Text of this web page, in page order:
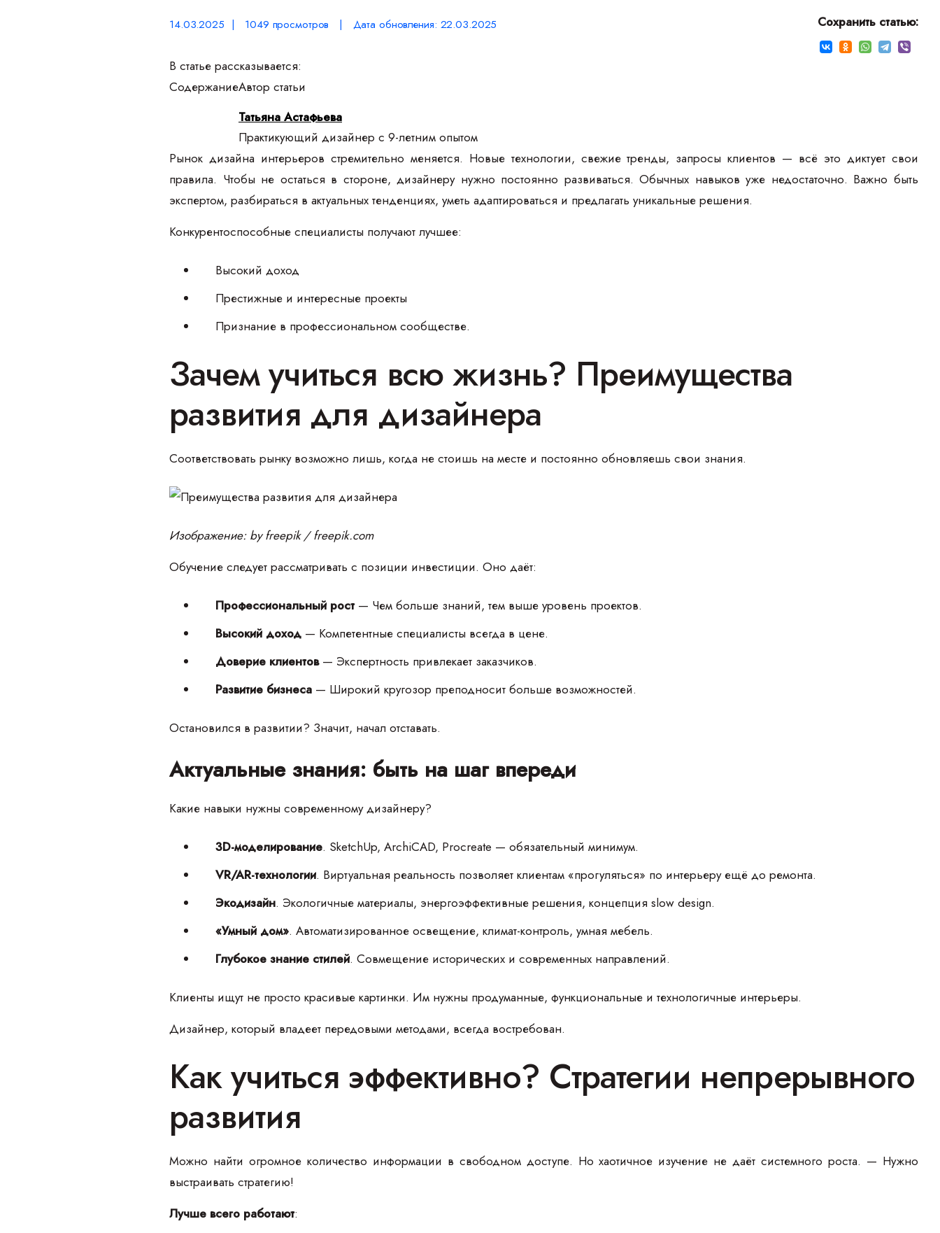
14.03.2025 | 1049 просмотров | Дата обновления: 22.03.2025 Сохранить статью:
В статье рассказывается:
СодержаниеАвтор статьи
Татьяна Астафьева
Практикующий дизайнер с 9-летним опытом
Рынок дизайна интерьеров стремительно меняется. Новые технологии, свежие тренды, запросы клиентов — всё это диктует свои
правила. Чтобы не остаться в стороне, дизайнеру нужно постоянно развиваться. Обычных навыков уже недостаточно. Важно быть
экспертом, разбираться в актуальных тенденциях, уметь адаптироваться и предлагать уникальные решения.
Конкурентоспособные специалисты получают лучшее:
Высокий доход
Престижные и интересные проекты
Признание в профессиональном сообществе.
Зачем учиться всю жизнь? Преимущества
развития для дизайнера
Соответствовать рынку возможно лишь, когда не стоишь на месте и постоянно обновляешь свои знания.
Изображение: by freepik / freepik.com
Обучение следует рассматривать с позиции инвестиции. Оно даёт:
Профессиональный рост — Чем больше знаний, тем выше уровень проектов.
Высокий доход — Компетентные специалисты всегда в цене.
Доверие клиентов — Экспертность привлекает заказчиков.
Развитие бизнеса — Широкий кругозор преподносит больше возможностей.
Остановился в развитии? Значит, начал отставать.
Актуальные знания: быть на шаг впереди
Какие навыки нужны современному дизайнеру?
3D-моделирование. SketchUp, ArchiCAD, Procreate — обязательный минимум.
VR/AR-технологии. Виртуальная реальность позволяет клиентам «прогуляться» по интерьеру ещё до ремонта.
Экодизайн. Экологичные материалы, энергоэффективные решения, концепция slow design.
«Умный дом». Автоматизированное освещение, климат-контроль, умная мебель.
Глубокое знание стилей. Совмещение исторических и современных направлений.
Клиенты ищут не просто красивые картинки. Им нужны продуманные, функциональные и технологичные интерьеры.
Дизайнер, который владеет передовыми методами, всегда востребован.
Как учиться эффективно? Стратегии непрерывного
развития
Можно найти огромное количество информации в свободном доступе. Но хаотичное изучение не даёт системного роста. — Нужно
выстраивать стратегию!
Лучше всего работают: